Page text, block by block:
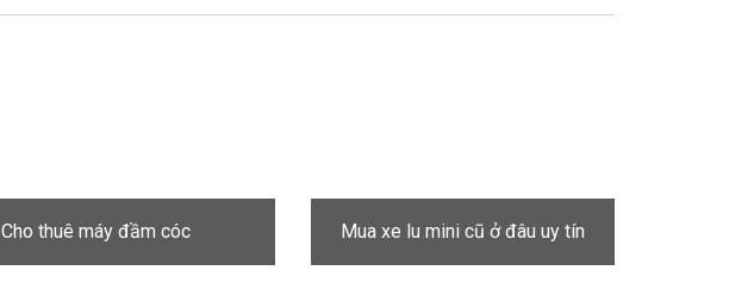
Cho thuê máy đầm cóc Mua xe lu mini cũ ở đâu uy tín